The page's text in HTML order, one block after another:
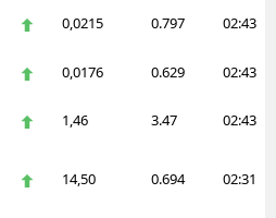
0,0215 0.797 02:43
0,0176 0.629 02:43
1,46 3.47 02:43
14,50 0.694 02:31